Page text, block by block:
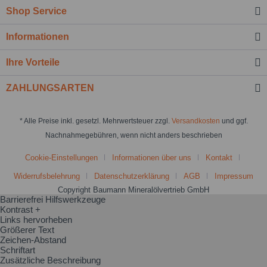
Shop Service
Informationen
Ihre Vorteile
ZAHLUNGSARTEN
* Alle Preise inkl. gesetzl. Mehrwertsteuer zzgl. Versandkosten und ggf.
Nachnahmegebühren, wenn nicht anders beschrieben
Cookie-Einstellungen Informationen über uns Kontakt
Widerrufsbelehrung Datenschutzerklärung AGB
Impressum
Copyright Baumann Mineralölvertrieb GmbH
Barrierefrei Hilfswerkzeuge
Kontrast +
Links hervorheben
Größerer Text
Zeichen-Abstand
Schriftart
Zusätzliche Beschreibung